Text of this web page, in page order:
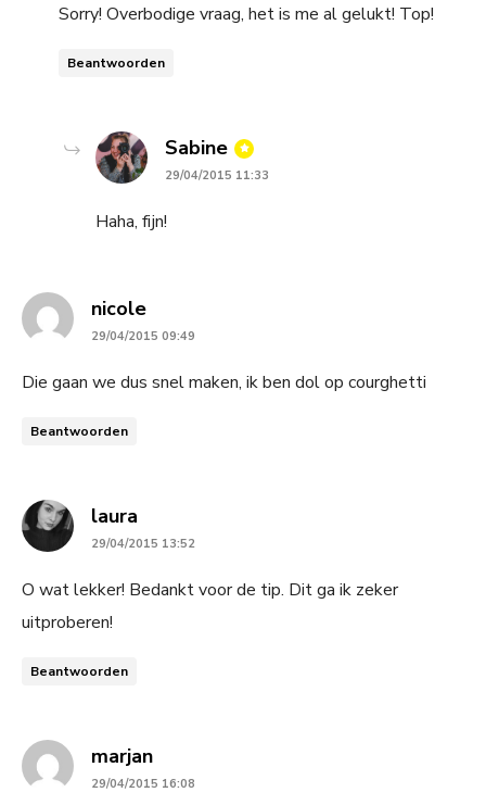
Sorry! Overbodige vraag, het is me al gelukt! Top!
Beantwoorden
Sabine says:
29/04/2015 11:33
Haha, fijn!
nicolesays:
29/04/2015 09:49
Die gaan we dus snel maken, ik ben dol op courghetti
Beantwoorden
laura
29/04/2015 13:52
O wat lekker! Bedankt voor de tip. Dit ga ik zeker
uitproberen!
Beantwoorden
marjansays:
29/04/2015 16:08